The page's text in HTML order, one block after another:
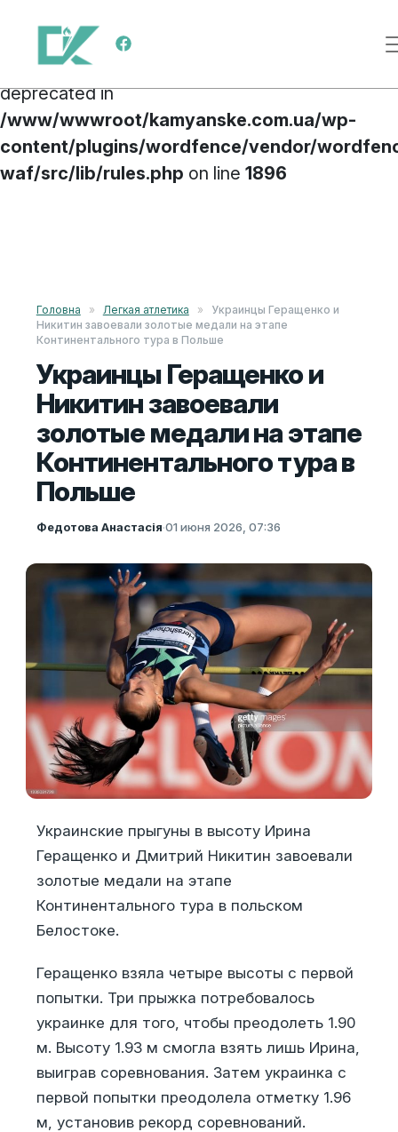
Deprecated
: preg_replace(): Passing null to
parameter #3 ($subject) of type array|string is
deprecated in
/www/wwwroot/kamyanske.com.ua/wp-
content/plugins/wordfence/vendor/
waf/src/lib/rules.php on line 1896
Меню навигации
Головна » Легкая атлетика »
Украинцы Геращенко и
Никитин завоевали золотые медали на этапе
Континентального тура в Польше
Украинцы Геращенко и
Никитин завоевали
золотые медали на этапе
Континентального тура в
Польше
Федотова Анастасія·01 июня 2026, 07:36
Украинские прыгуны в высоту Ирина
Геращенко и Дмитрий Никитин завоевали
золотые медали на этапе
Континентального тура в польском
Белостоке.
Геращенко взяла четыре высоты с первой
попытки. Три прыжка потребовалось
украинке для того, чтобы преодолеть 1.90
м. Высоту 1.93 м смогла взять лишь Ирина,
выиграв соревнования. Затем украинка с
первой попытки преодолела отметку 1.96
м, установив рекорд соревнований.